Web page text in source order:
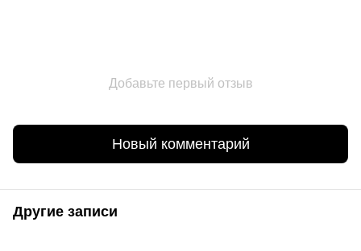
Добавьте первый отзыв
Новый комментарий
Другие записи